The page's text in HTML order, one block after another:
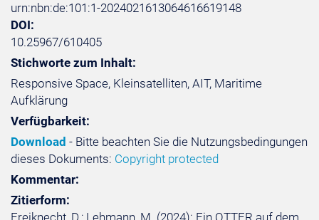
urn:nbn:de:101:1-2024021613064616619148
DOI:
10.25967/610405
Stichworte zum Inhalt:
Responsive Space, Kleinsatelliten, AIT, Maritime
Aufklärung
Verfügbarkeit:
Download - Bitte beachten Sie die Nutzungsbedingungen
dieses Dokuments: Copyright protected
Kommentar:
Zitierform:
Freiknecht, D.; Lehmann, M. (2024): Ein OTTER auf dem